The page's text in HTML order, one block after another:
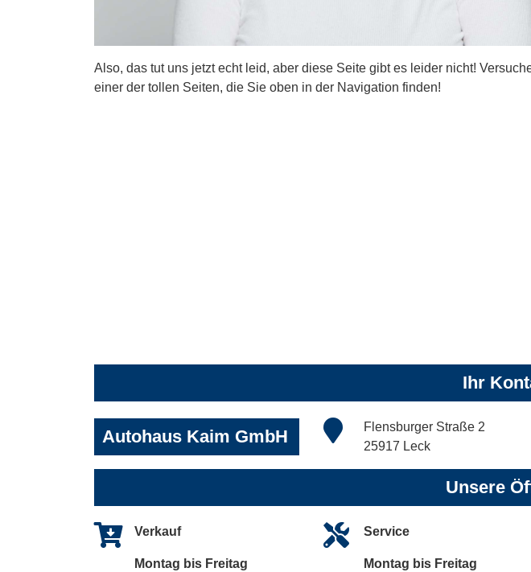
Also, das tut uns jetzt echt leid, aber diese Seite gibt es leider nicht!
einer der tollen Seiten, die Sie oben in der Navigation finden!
Ihr
Autohaus Kaim GmbH
Flensburger Straße 2
25917 Leck
Unsere
Verkauf
Montag bis Freitag
Service
Montag bis Freitag